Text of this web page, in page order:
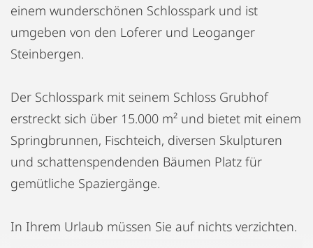
einem wunderschönen Schlosspark und ist
umgeben von den Loferer und Leoganger
Steinbergen.
Der Schlosspark mit seinem Schloss Grubhof
erstreckt sich über 15.000 m² und bietet mit einem
Springbrunnen, Fischteich, diversen Skulpturen
und schattenspendenden Bäumen Platz für
gemütliche Spaziergänge.
In Ihrem Urlaub müssen Sie auf nichts verzichten.